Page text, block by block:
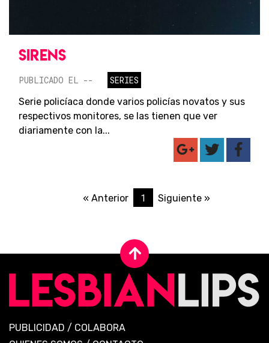
SIRENS
PUBLICADO EL --
SERIES
Serie policíaca donde varios policías novatos y sus
respectivos monitores, se las tienen que ver
diariamente con la...
« Anterior 1 Siguiente »
PUBLICIDAD / COLABORA